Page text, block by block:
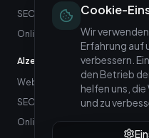
SEO
Online Marketing
Alzey
Web Design
SEO
Online Marketing
Cookie-
Wir
Erfahrung auf
verbessern.
den Betrieb
helfen uns,
und zu